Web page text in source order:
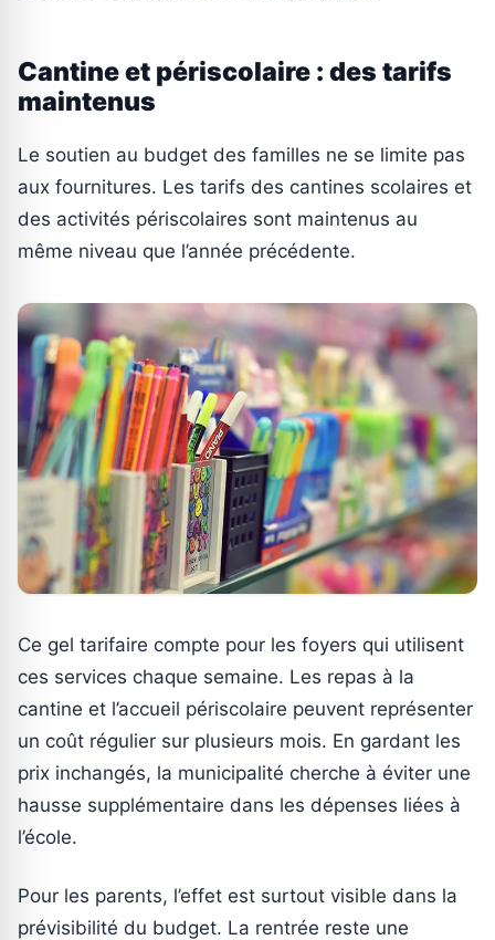
Cantine et périscolaire : des tarifs
maintenus
Le soutien au budget des familles ne se limite pas
aux fournitures. Les tarifs des cantines scolaires et
des activités périscolaires sont maintenus au
même niveau que l’année précédente.
Ce gel tarifaire compte pour les foyers qui utilisent
ces services chaque semaine. Les repas à la
cantine et l’accueil périscolaire peuvent représenter
un coût régulier sur plusieurs mois. En gardant les
prix inchangés, la municipalité cherche à éviter une
hausse supplémentaire dans les dépenses liées à
l’école.
Pour les parents, l’effet est surtout visible dans la
prévisibilité du budget. La rentrée reste une